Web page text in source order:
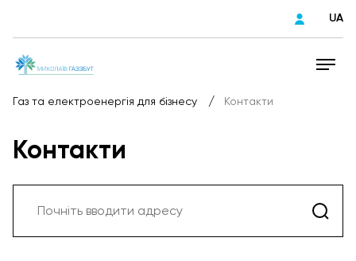
UA
Газ та електроенергія для бізнесу / Контакти
Контакти